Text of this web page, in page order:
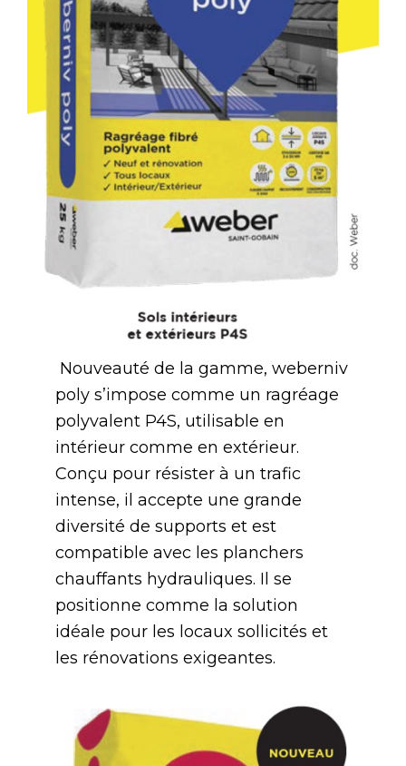
Nouveauté de la gamme, weberniv
poly s’impose comme un ragréage
polyvalent P4S, utilisable en
intérieur comme en extérieur.
Conçu pour résister à un trafic
intense, il accepte une grande
diversité de supports et est
compatible avec les planchers
chauffants hydrauliques. Il se
positionne comme la solution
idéale pour les locaux sollicités et
les rénovations exigeantes.